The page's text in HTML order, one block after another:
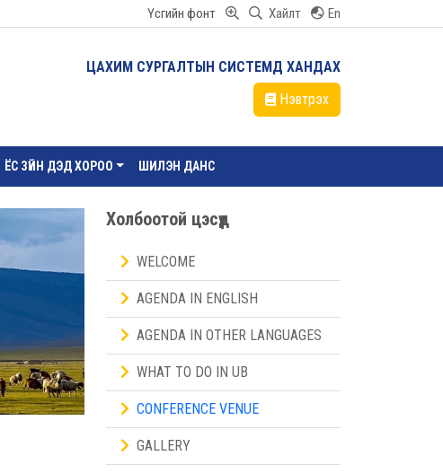
Үсгийн фонт Хайлт En
ЦАХИМ СУРГАЛТЫН СИСТЕМД ХАНДАХ
Нэвтрэх
ЁС ЗҮЙН ДЭД ХОРОО ШИЛЭН ДАНС
Холбоотой цэсүүд
WELCOME
AGENDA IN ENGLISH
AGENDA IN OTHER LANGUAGES
WHAT TO DO IN UB
CONFERENCE VENUE
GALLERY